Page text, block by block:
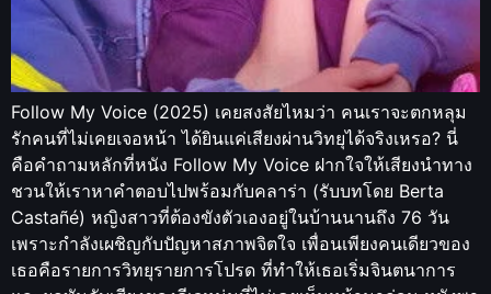
Follow My Voice (2025) เคยสงสัยไหมว่า คนเราจะตกหลุม
รักคนที่ไม่เคยเจอหน้า ได้ยินแค่เสียงผ่านวิทยุได้จริงเหรอ? นี่
คือคำถามหลักที่หนัง Follow My Voice ฝากใจให้เสียงนำทาง
ชวนให้เราหาคำตอบไปพร้อมกับคลาร่า (รับบทโดย Berta
Castañé) หญิงสาวที่ต้องขังตัวเองอยู่ในบ้านนานถึง 76 วัน
เพราะกำลังเผชิญกับปัญหาสภาพจิตใจ เพื่อนเพียงคนเดียวของ
เธอคือรายการวิทยุรายการโปรด ที่ทำให้เธอเริ่มจินตนาการ